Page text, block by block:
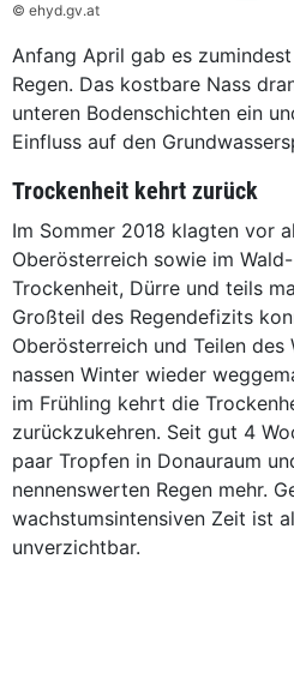
© ehyd.gv.at
Anfang April gab es
Regen. Das kostbare Nass
unteren Bodenschichten ein
Einfluss auf den
Trockenheit kehrt zurück
Im Sommer 2018 klagten vor
Oberösterreich sowie im
Trockenheit, Dürre und teils
Großteil des Regendefizits
Oberösterreich und Teilen
nassen Winter wieder
im Frühling kehrt die
zurückzukehren. Seit gut 4
paar Tropfen in Donauraum
nennenswerten Regen mehr.
wachstumsintensiven Zeit ist
unverzichtbar.